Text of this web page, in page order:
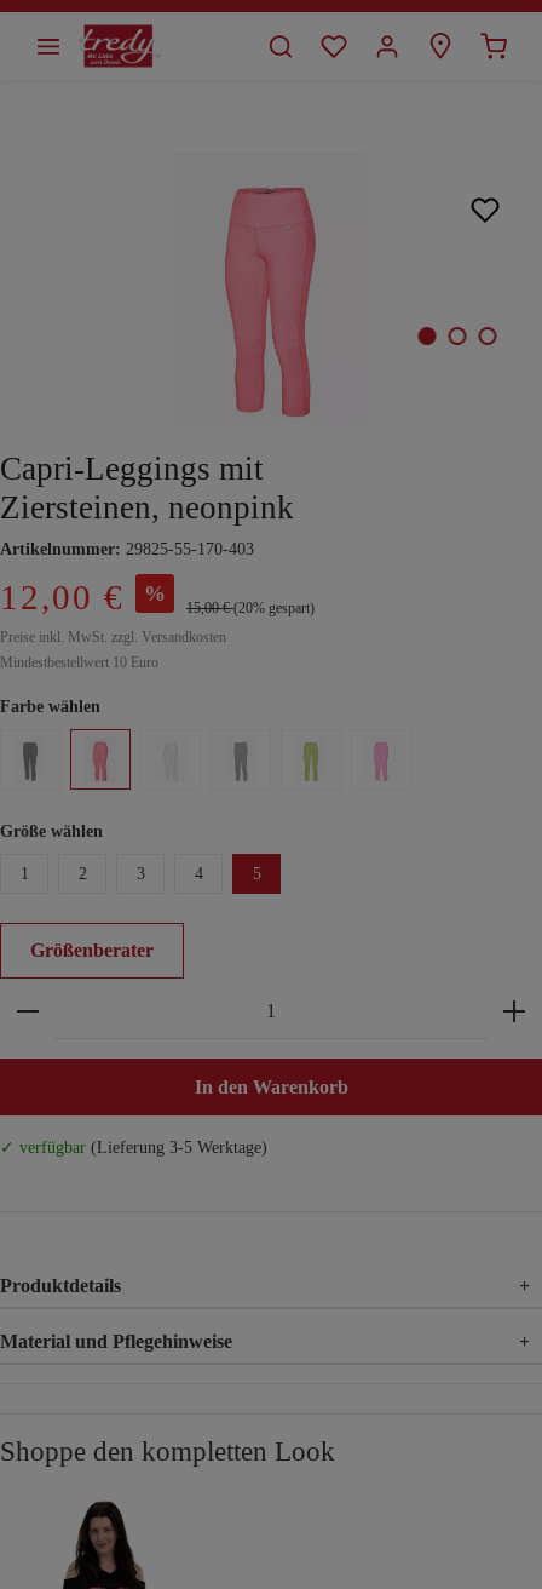
springen
Capri-Leggings mit
Ziersteinen, neonpink
Artikelnummer: 29825-55-170-403
12,00 € %
15,00 €(20% gespart)
Preise inkl. MwSt. zzgl. Versandkosten
Mindestbestellwert 10 Euro
Farbe wählen
Größe wählen
1 2 3 4 5
Größenberater
Produkt Anzahl: Gib den gewünschten Wert ein
In den Warenkorb
✓ verfügbar (Lieferung 3-5 Werktage)
Produktdetails +
Material und Pflegehinweise +
Shoppe den kompletten Look